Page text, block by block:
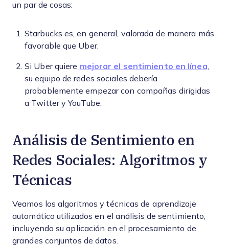
un par de cosas:
Starbucks es, en general, valorada de manera más
favorable que Uber.
Si Uber quiere mejorar el sentimiento en línea
su equipo de redes sociales debería
probablemente empezar con campañas dirigidas
a Twitter y YouTube.
Análisis de Sentimiento en
Redes Sociales: Algoritmos y
Técnicas
Veamos los algoritmos y técnicas de aprendizaje
automático utilizados en el análisis de sentimiento,
incluyendo su aplicación en el procesamiento de
grandes conjuntos de datos.